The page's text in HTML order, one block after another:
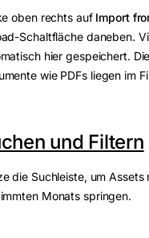
oben rechts auf Import
Schaltfläche daneben.
hier gespeichert.
wie PDFs liegen im
und Filtern
die Suchleiste, um
Monats springen.